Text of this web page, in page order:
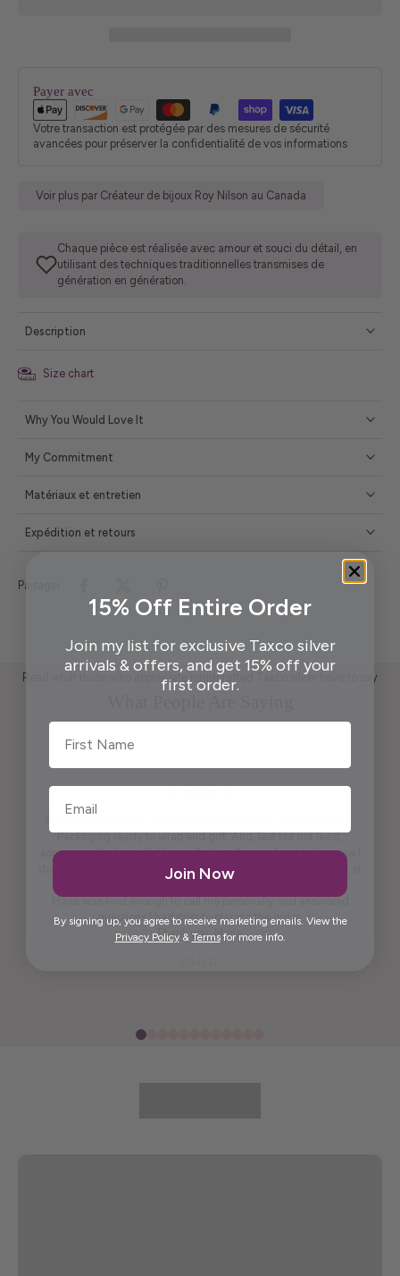
Payer avec
Votre transaction est protégée par des mesures de sécurité
avancées pour préserver la confidentialité de vos informations
Voir plus par Créateur de bijoux Roy Nilson au Canada
Chaque pièce est réalisée avec amour et souci du détail, en
utilisant des techniques traditionnelles transmises de
génération en génération.
Description
Size chart
Why You Would Love It
My Commitment
Matériaux et entretien
Expédition et retours
Partager
Read what those who appreciate handcrafted Taxco silver have to say
Packaging ready to wrap and gift. And, last but not least,
appreciate the beautiful free gift. I won't say what it is because I
don't want to spoil it for others. It is practical and pretty to look at
Maria was kind enough to call me personally and answered
questions I had prior to placing the order.
Thank you, Maria.
15% Off Entire Order
Join my list for exclusive Taxco silver
arrivals & offers, and get 15% off your
first order.
First Name
Join Now
By signing up, you agree to receive marketing emails. View the
Privacy Policy& Termsfor more info.